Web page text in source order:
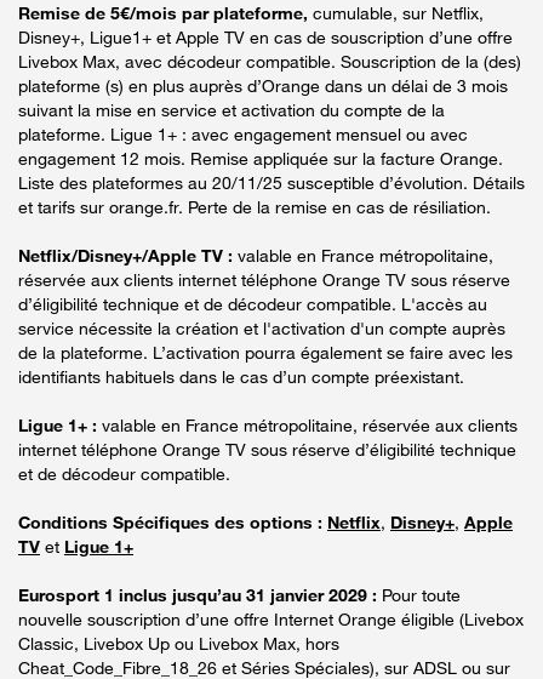
Remise de 5€/mois par plateforme, cumulable, sur Netflix,
Disney+, Ligue1+ et Apple TV en cas de souscription d’une offre
Livebox Max, avec décodeur compatible. Souscription de la (des)
plateforme (s) en plus auprès d’Orange dans un délai de 3 mois
suivant la mise en service et activation du compte de la
plateforme. Ligue 1+ : avec engagement mensuel ou avec
engagement 12 mois. Remise appliquée sur la facture Orange.
Liste des plateformes au 20/11/25 susceptible d’évolution. Détails
et tarifs sur orange.fr. Perte de la remise en cas de résiliation.
Netflix/Disney+/Apple TV : valable en France métropolitaine,
réservée aux clients internet téléphone Orange TV sous réserve
d’éligibilité technique et de décodeur compatible. L'accès au
service nécessite la création et l'activation d'un compte auprès
de la plateforme. L’activation pourra également se faire avec les
identifiants habituels dans le cas d’un compte préexistant.
Ligue 1+ : valable en France métropolitaine, réservée aux clients
internet téléphone Orange TV sous réserve d’éligibilité technique
et de décodeur compatible.
Conditions Spécifiques des options : Netflix, Disney+, Apple
TV et Ligue 1+
Eurosport 1 inclus jusqu’au 31 janvier 2029 : Pour toute
nouvelle souscription d’une offre Internet Orange éligible (Livebox
Classic, Livebox Up ou Livebox Max, hors
Cheat_Code_Fibre_18_26 et Séries Spéciales), sur ADSL ou sur